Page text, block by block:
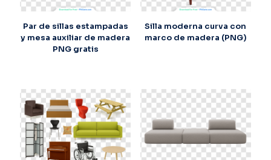
Par de sillas estampadas
y mesa auxiliar de madera
PNG gratis
Silla moderna curva con
marco de madera (PNG)